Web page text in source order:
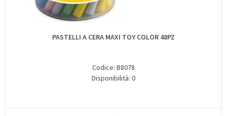
PASTELLI A CERA MAXI TOY COLOR 48PZ
Codice: B8078
Disponibilità: 0